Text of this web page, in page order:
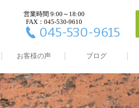
営業時間 9:00～18:00
FAX：045-530-9610
045-530-9615
お客様の声 ブログ